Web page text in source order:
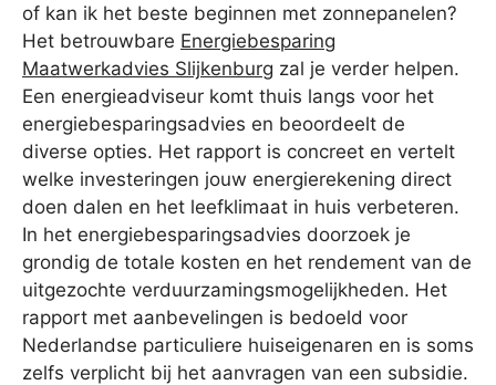
of kan ik het beste beginnen met zonnepanelen?
Het betrouwbare Energiebesparing
Maatwerkadvies Slijkenburg zal je verder helpen.
Een energieadviseur komt thuis langs voor het
energiebesparingsadvies en beoordeelt de
diverse opties. Het rapport is concreet en vertelt
welke investeringen jouw energierekening direct
doen dalen en het leefklimaat in huis verbeteren.
In het energiebesparingsadvies doorzoek je
grondig de totale kosten en het rendement van de
uitgezochte verduurzamingsmogelijkheden. Het
rapport met aanbevelingen is bedoeld voor
Nederlandse particuliere huiseigenaren en is soms
zelfs verplicht bij het aanvragen van een subsidie.